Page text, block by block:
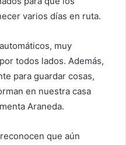
varios días en ruta.
muy
todos lados. Además,
para guardar cosas,
en nuestra casa
Araneda.
que aún